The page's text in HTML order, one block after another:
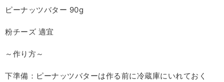
ピーナッツバター 90g
粉チーズ 適宜
～作り方～
下準備：ピーナッツバターは作る前に冷蔵庫にいれておく